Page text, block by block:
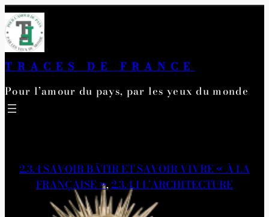
Aller
au
contenu
TRACES DE FRANCE
Pour l’amour du pays, par les yeux du monde
2.3.4 SAVOIR BÂTIR ET SAVOIR VIVRE « À LA
FRANÇAISE », 2.3.4.1 L’ARCHITECTURE